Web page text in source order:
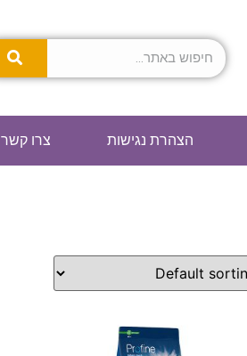
הצהרת נגישות צרו קשר